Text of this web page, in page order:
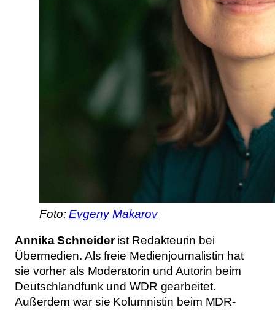
Foto:Evgeny Makarov
Annika Schneiderist Redakteurin bei
Übermedien. Als freie Medienjournalistin hat
sie vorher als Moderatorin und Autorin beim
Deutschlandfunk und WDR gearbeitet.
Außerdem war sie Kolumnistin beim MDR-